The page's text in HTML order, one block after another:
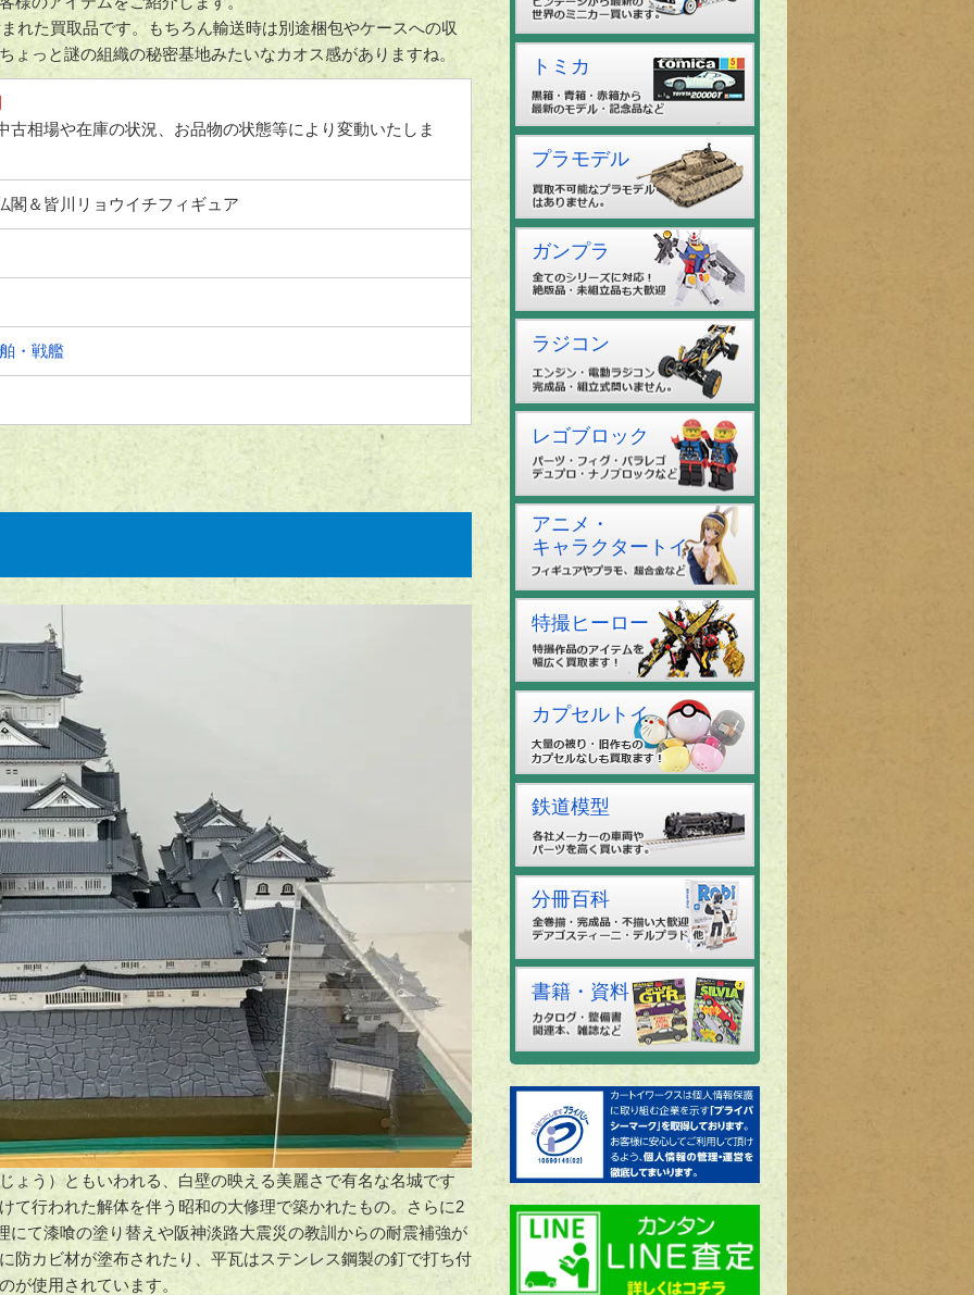
れた買取品です。もちろん輸送時は別途梱包やケースへの収
ょっと謎の組織の秘密基地みたいなカオス感がありますね。
相場や在庫の状況、お品物の状態等により変動いたしま
閣＆皆川リョウイチフィギュア
・戦艦
ょう）ともいわれる、白壁の映える美麗さで有名な名城です
て行われた解体を伴う昭和の大修理で築かれたもの。さらに2
にて漆喰の塗り替えや阪神淡路大震災の教訓からの耐震補強が
防カビ材が塗布されたり、平瓦はステンレス鋼製の釘で打ち付
が使用されています。
トミカ
プラモデル
ガンプラ
ラジコン
レゴブロック
アニメ・
キャラクタートイ
特撮ヒーロー
カプセルトイ
鉄道模型
分冊百科
書籍・資料